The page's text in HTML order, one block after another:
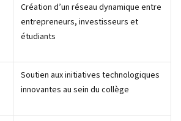
Création d’un réseau dynamique entre
entrepreneurs, investisseurs et
étudiants
Soutien aux initiatives technologiques
innovantes au sein du collège